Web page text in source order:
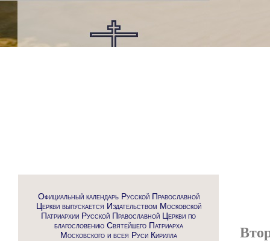
Официальный календарь Русской Православной
Церкви выпускается Издательством Московской
Патриархии Русской Православной Церкви по
благословению Святейшего Патриарха
Московского и всея Руси Кирилла